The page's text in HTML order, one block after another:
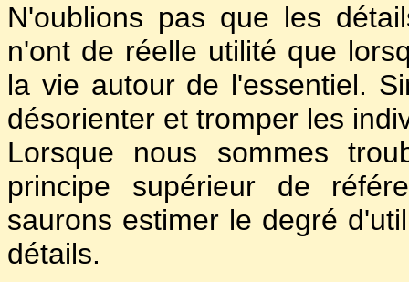
N'oublions pas que les
n'ont de réelle utilité que
la vie autour de l'essentiel.
désorienter et tromper les
Lorsque nous sommes
principe supérieur de
saurons estimer le degré
détails.